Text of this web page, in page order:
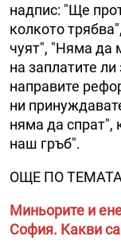
надпис: "Ще
колкото
чуят", "Няма да
на заплатите
направите
ни
няма да спрат",
наш гръб".
ОЩЕ ПО
Миньорите и
София. Какви